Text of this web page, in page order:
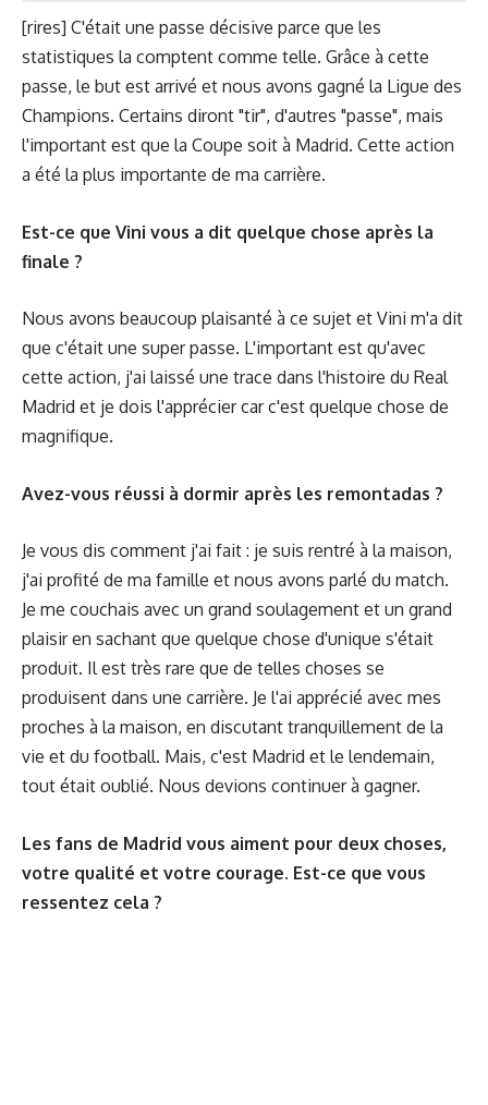
[rires] C'était une passe décisive parce que les
statistiques la comptent comme telle. Grâce à cette
passe, le but est arrivé et nous avons gagné la Ligue des
Champions. Certains diront "tir", d'autres "passe", mais
l'important est que la Coupe soit à Madrid. Cette action
a été la plus importante de ma carrière.
Est-ce que Vini vous a dit quelque chose après la
finale ?
Nous avons beaucoup plaisanté à ce sujet et Vini m'a dit
que c'était une super passe. L'important est qu'avec
cette action, j'ai laissé une trace dans l'histoire du Real
Madrid et je dois l'apprécier car c'est quelque chose de
magnifique.
Avez-vous réussi à dormir après les remontadas ?
Je vous dis comment j'ai fait : je suis rentré à la maison,
j'ai profité de ma famille et nous avons parlé du match.
Je me couchais avec un grand soulagement et un grand
plaisir en sachant que quelque chose d'unique s'était
produit. Il est très rare que de telles choses se
produisent dans une carrière. Je l'ai apprécié avec mes
proches à la maison, en discutant tranquillement de la
vie et du football. Mais, c'est Madrid et le lendemain,
tout était oublié. Nous devions continuer à gagner.
Les fans de Madrid vous aiment pour deux choses,
votre qualité et votre courage. Est-ce que vous
ressentez cela ?